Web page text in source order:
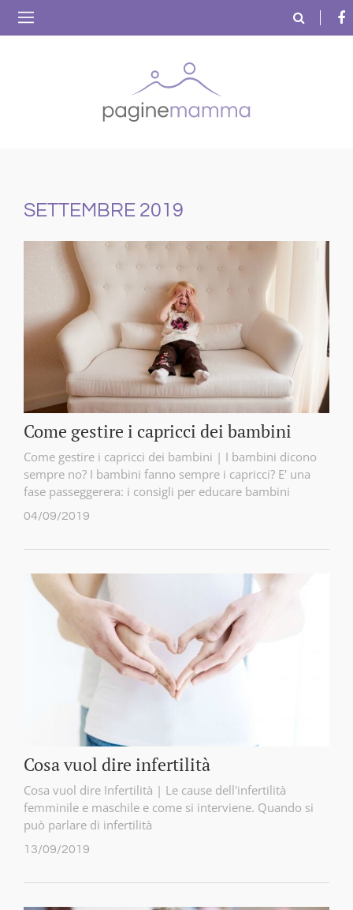
SETTEMBRE 2019
Come gestire i capricci dei bambini
Come gestire i capricci dei bambini | I bambini dicono
sempre no? I bambini fanno sempre i capricci? E' una
fase passeggerera: i consigli per educare bambini
04/09/2019
Cosa vuol dire infertilità
Cosa vuol dire Infertilità | Le cause dell'infertilità
femminile e maschile e come si interviene. Quando si
può parlare di infertilità
13/09/2019